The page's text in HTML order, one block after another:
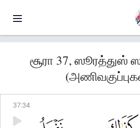
சூரா 37, ஸூரத்துஸ்
37:34